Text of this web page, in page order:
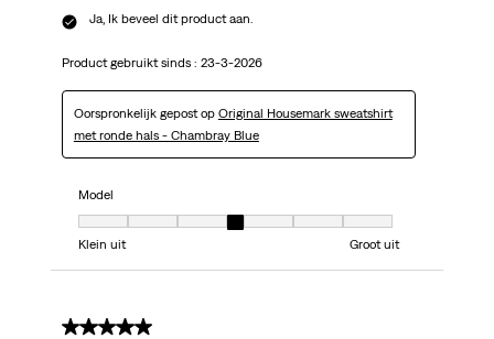
Ja, Ik beveel dit product aan.
Product gebruikt sinds : 23-3-2026
Oorspronkelijk gepost op Original Housemark sweatshirt
met ronde hals - Chambray Blue
Model
Klein uit
Groot uit
5 van 5 sterren.